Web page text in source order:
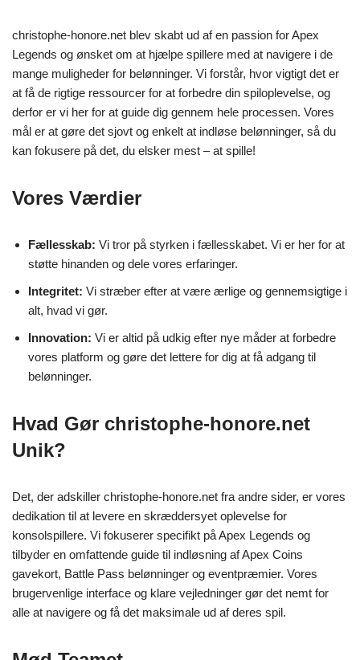
christophe-honore.net blev skabt ud af en passion for Apex
Legends og ønsket om at hjælpe spillere med at navigere i de
mange muligheder for belønninger. Vi forstår, hvor vigtigt det er
at få de rigtige ressourcer for at forbedre din spiloplevelse, og
derfor er vi her for at guide dig gennem hele processen. Vores
mål er at gøre det sjovt og enkelt at indløse belønninger, så du
kan fokusere på det, du elsker mest – at spille!
Vores Værdier
Fællesskab: Vi tror på styrken i fællesskabet. Vi er her for at
støtte hinanden og dele vores erfaringer.
Integritet: Vi stræber efter at være ærlige og gennemsigtige i
alt, hvad vi gør.
Innovation: Vi er altid på udkig efter nye måder at forbedre
vores platform og gøre det lettere for dig at få adgang til
belønninger.
Hvad Gør christophe-honore.net
Unik?
Det, der adskiller christophe-honore.net fra andre sider, er vores
dedikation til at levere en skræddersyet oplevelse for
konsolspillere. Vi fokuserer specifikt på Apex Legends og
tilbyder en omfattende guide til indløsning af Apex Coins
gavekort, Battle Pass belønninger og eventpræmier. Vores
brugervenlige interface og klare vejledninger gør det nemt for
alle at navigere og få det maksimale ud af deres spil.